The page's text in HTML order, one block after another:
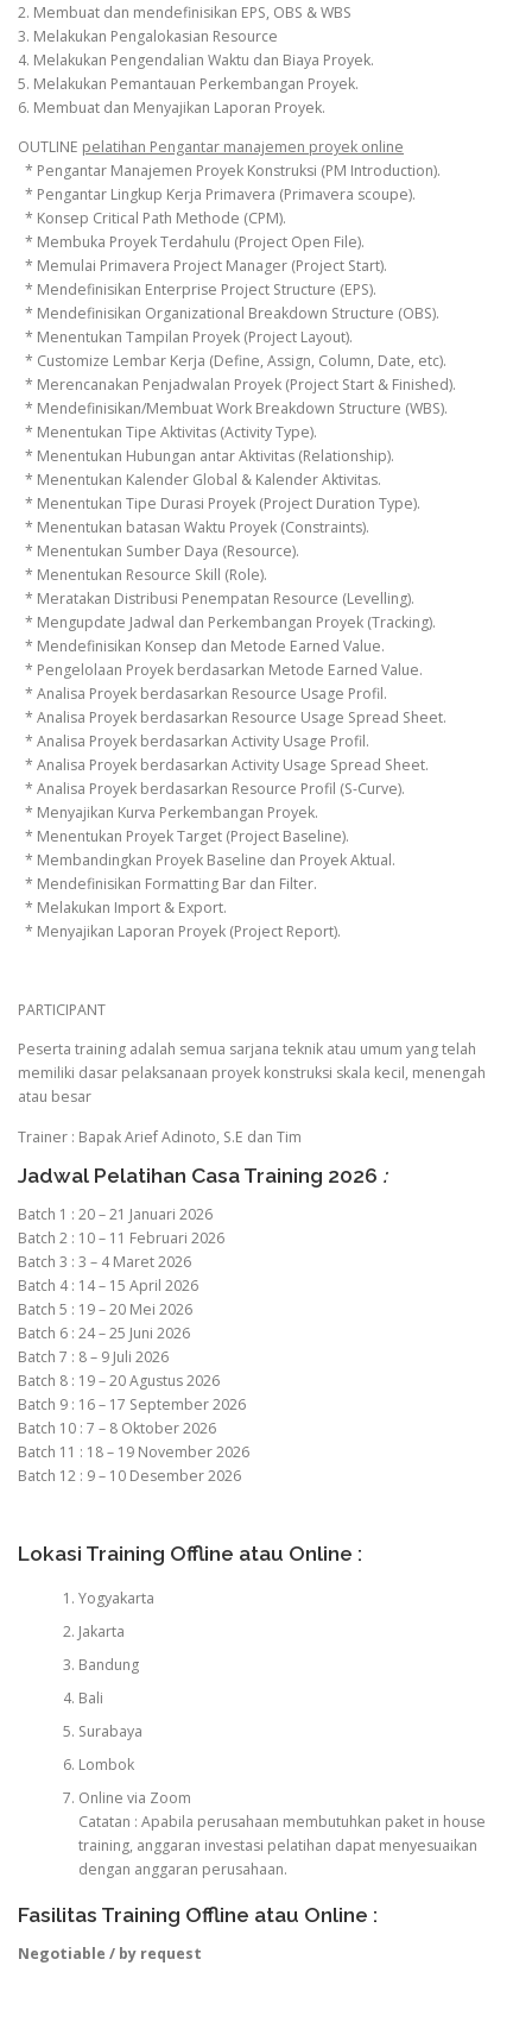
2. Membuat dan mendefinisikan EPS, OBS & WBS
3. Melakukan Pengalokasian Resource
4. Melakukan Pengendalian Waktu dan Biaya Proyek.
5. Melakukan Pemantauan Perkembangan Proyek.
6. Membuat dan Menyajikan Laporan Proyek.
OUTLINE pelatihan Pengantar manajemen proyek online
* Pengantar Manajemen Proyek Konstruksi (PM Introduction).
* Pengantar Lingkup Kerja Primavera (Primavera scoupe).
* Konsep Critical Path Methode (CPM).
* Membuka Proyek Terdahulu (Project Open File).
* Memulai Primavera Project Manager (Project Start).
* Mendefinisikan Enterprise Project Structure (EPS).
* Mendefinisikan Organizational Breakdown Structure (OBS).
* Menentukan Tampilan Proyek (Project Layout).
* Customize Lembar Kerja (Define, Assign, Column, Date, etc).
* Merencanakan Penjadwalan Proyek (Project Start & Finished).
* Mendefinisikan/Membuat Work Breakdown Structure (WBS).
* Menentukan Tipe Aktivitas (Activity Type).
* Menentukan Hubungan antar Aktivitas (Relationship).
* Menentukan Kalender Global & Kalender Aktivitas.
* Menentukan Tipe Durasi Proyek (Project Duration Type).
* Menentukan batasan Waktu Proyek (Constraints).
* Menentukan Sumber Daya (Resource).
* Menentukan Resource Skill (Role).
* Meratakan Distribusi Penempatan Resource (Levelling).
* Mengupdate Jadwal dan Perkembangan Proyek (Tracking).
* Mendefinisikan Konsep dan Metode Earned Value.
* Pengelolaan Proyek berdasarkan Metode Earned Value.
* Analisa Proyek berdasarkan Resource Usage Profil.
* Analisa Proyek berdasarkan Resource Usage Spread Sheet.
* Analisa Proyek berdasarkan Activity Usage Profil.
* Analisa Proyek berdasarkan Activity Usage Spread Sheet.
* Analisa Proyek berdasarkan Resource Profil (S-Curve).
* Menyajikan Kurva Perkembangan Proyek.
* Menentukan Proyek Target (Project Baseline).
* Membandingkan Proyek Baseline dan Proyek Aktual.
* Mendefinisikan Formatting Bar dan Filter.
* Melakukan Import & Export.
* Menyajikan Laporan Proyek (Project Report).
PARTICIPANT
Peserta training adalah semua sarjana teknik atau umum yang telah
memiliki dasar pelaksanaan proyek konstruksi skala kecil, menengah
atau besar
Trainer : Bapak Arief Adinoto, S.E dan Tim
Jadwal Pelatihan Casa Training 2026 :
Batch 1 : 20 – 21 Januari 2026
Batch 2 : 10 – 11 Februari 2026
Batch 3 : 3 – 4 Maret 2026
Batch 4 : 14 – 15 April 2026
Batch 5 : 19 – 20 Mei 2026
Batch 6 : 24 – 25 Juni 2026
Batch 7 : 8 – 9 Juli 2026
Batch 8 : 19 – 20 Agustus 2026
Batch 9 : 16 – 17 September 2026
Batch 10 : 7 – 8 Oktober 2026
Batch 11 : 18 – 19 November 2026
Batch 12 : 9 – 10 Desember 2026
Lokasi Training Offline atau Online :
Yogyakarta
Jakarta
Bandung
Bali
Surabaya
Lombok
Online via Zoom
Catatan : Apabila perusahaan membutuhkan paket in house
training, anggaran investasi pelatihan dapat menyesuaikan
dengan anggaran perusahaan.
Fasilitas Training Offline atau Online :
Negotiable / by request